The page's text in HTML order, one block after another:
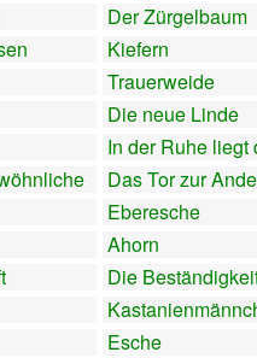
Der Zürgelbaum
Kiefern
Trauerweide
Die neue Linde
In der Ruhe liegt
Das Tor zur
Eberesche
Ahorn
Die
Esche